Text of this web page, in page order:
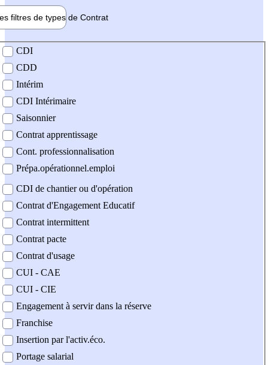
filtres de types de Contrat
contrat
CDI
CDD
Intérim
CDI Intérimaire
Saisonnier
Contrat apprentissage
Cont. professionnalisation
Prépa.opérationnel.emploi
CDI de chantier ou d'opération
Contrat d'Engagement Educatif
Contrat intermittent
Contrat pacte
Contrat d'usage
CUI - CAE
CUI - CIE
Engagement à servir dans la réserve
Franchise
Insertion par l'activ.éco.
Portage salarial